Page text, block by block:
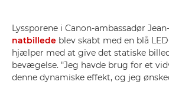
Lyssporene i Canon-ambassadør
natbillede blev skabt med en blå
hjælper med at give det statiske
bevægelse. "Jeg havde brug for et
denne dynamiske effekt, og jeg